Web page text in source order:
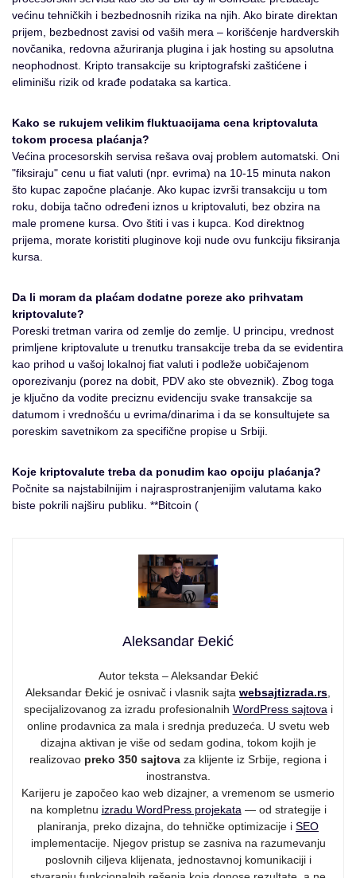
većinu tehničkih i bezbednosnih rizika na njih. Ako birate direktan
prijem, bezbednost zavisi od vaših mera – korišćenje hardverskih
novčanika, redovna ažuriranja plugina i jak hosting su apsolutna
neophodnost. Kripto transakcije su kriptografski zaštićene i
eliminišu rizik od krađe podataka sa kartica.
Kako se rukujem velikim fluktuacijama cena kriptovaluta
tokom procesa plaćanja?
Većina procesorskih servisa rešava ovaj problem automatski. Oni
"fiksiraju" cenu u fiat valuti (npr. evrima) na 10-15 minuta nakon
što kupac započne plaćanje. Ako kupac izvrši transakciju u tom
roku, dobija tačno određeni iznos u kriptovaluti, bez obzira na
male promene kursa. Ovo štiti i vas i kupca. Kod direktnog
prijema, morate koristiti pluginove koji nude ovu funkciju fiksiranja
kursa.
Da li moram da plaćam dodatne poreze ako prihvatam
kriptovalute?
Poreski tretman varira od zemlje do zemlje. U principu, vrednost
primljene kriptovalute u trenutku transakcije treba da se evidentira
kao prihod u vašoj lokalnoj fiat valuti i podleže uobičajenom
oporezivanju (porez na dobit, PDV ako ste obveznik). Zbog toga
je ključno da vodite preciznu evidenciju svake transakcije sa
datumom i vrednošću u evrima/dinarima i da se konsultujete sa
poreskim savetnikom za specifične propise u Srbiji.
Koje kriptovalute treba da ponudim kao opciju plaćanja?
Počnite sa najstabilnijim i najrasprostranjenijim valutama kako
biste pokrili najširu publiku. **Bitcoin (
Aleksandar Đekić
Autor teksta – Aleksandar Đekić
Aleksandar Đekić je osnivač i vlasnik sajta websajtizrada.rs
specijalizovanog za izradu profesionalnih WordPress sajtova i
online prodavnica za mala i srednja preduzeća. U svetu web
dizajna aktivan je više od sedam godina, tokom kojih je
realizovao preko 350 sajtova za klijente iz Srbije, regiona i
inostranstva.
Karijeru je započeo kao web dizajner, a vremenom se usmerio
na kompletnu izradu WordPress projekata — od strategije i
planiranja, preko dizajna, do tehničke optimizacije i SEO
implementacije. Njegov pristup se zasniva na razumevanju
poslovnih ciljeva klijenata, jednostavnoj komunikaciji i